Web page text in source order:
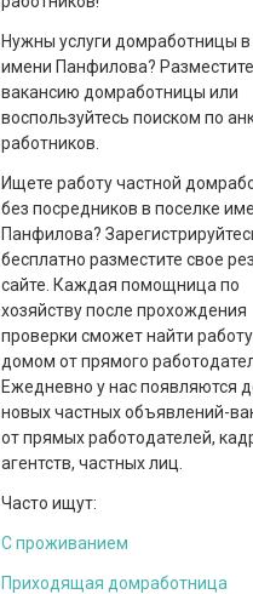
Нужны услуги домработницы в
имени Панфилова? Разместите
вакансию домработницы или
воспользуйтесь поиском по
работников.
Ищете работу частной
без посредников в поселке
Панфилова?
бесплатно разместите свое
сайте. Каждая помощница по
хозяйству после прохождения
проверки сможет найти
домом от прямого
Ежедневно у нас появляются
новых частных объявлений-
от прямых работодателей,
агентств, частных лиц.
Часто ищут:
С проживанием
Приходящая домработница